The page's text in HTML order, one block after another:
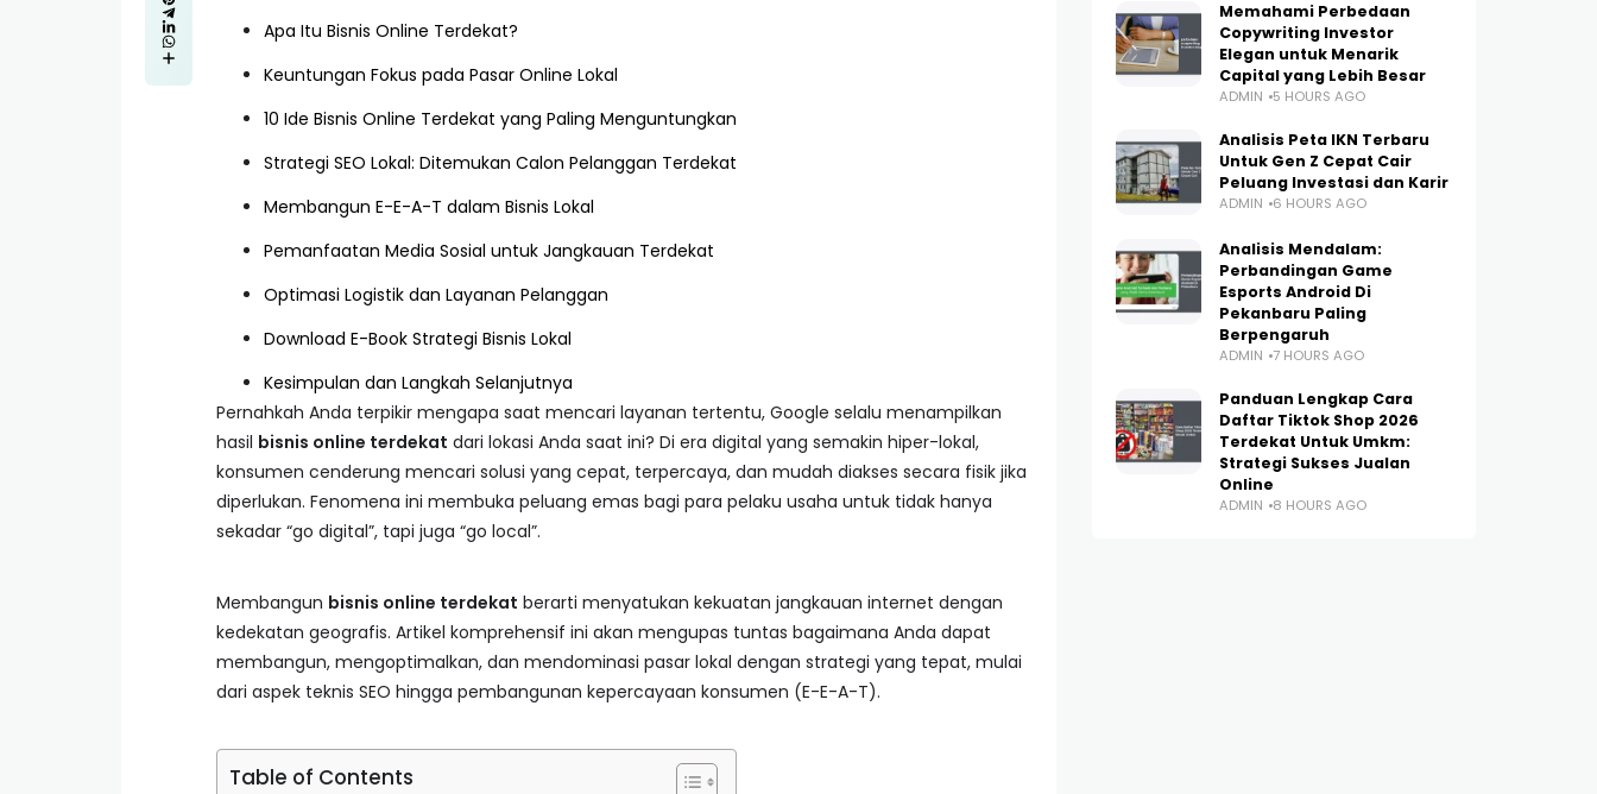
Apa Itu Bisnis Online Terdekat?
Keuntungan Fokus pada Pasar Online Lokal
10 Ide Bisnis Online Terdekat yang Paling Menguntungkan
Strategi SEO Lokal: Ditemukan Calon Pelanggan Terdekat
Membangun E-E-A-T dalam Bisnis Lokal
Pemanfaatan Media Sosial untuk Jangkauan Terdekat
Optimasi Logistik dan Layanan Pelanggan
Download E-Book Strategi Bisnis Lokal
Kesimpulan dan Langkah Selanjutnya
Pernahkah Anda terpikir mengapa saat mencari layanan tertentu, Google selalu menampilkan
hasil bisnis online terdekat dari lokasi Anda saat ini? Di era digital yang semakin hiper-lokal,
konsumen cenderung mencari solusi yang cepat, terpercaya, dan mudah diakses secara fisik jika
diperlukan. Fenomena ini membuka peluang emas bagi para pelaku usaha untuk tidak hanya
sekadar “go digital”, tapi juga “go local”.
Membangun bisnis online terdekat berarti menyatukan kekuatan jangkauan internet dengan
kedekatan geografis. Artikel komprehensif ini akan mengupas tuntas bagaimana Anda dapat
membangun, mengoptimalkan, dan mendominasi pasar lokal dengan strategi yang tepat, mulai
dari aspek teknis SEO hingga pembangunan kepercayaan konsumen (E-E-A-T).
Table of Contents
Memahami Perbedaan
Copywriting Investor
Elegan untuk Menarik
Capital yang Lebih Besar
ADMIN 5 HOURS AGO
Analisis Peta IKN Terbaru
Untuk Gen Z Cepat Cair
Peluang Investasi dan Karir
ADMIN 6 HOURS AGO
Analisis Mendalam:
Perbandingan Game
Esports Android Di
Pekanbaru Paling
Berpengaruh
ADMIN 7 HOURS AGO
Panduan Lengkap Cara
Daftar Tiktok Shop 2026
Terdekat Untuk Umkm:
Strategi Sukses Jualan
Online
ADMIN 8 HOURS AGO